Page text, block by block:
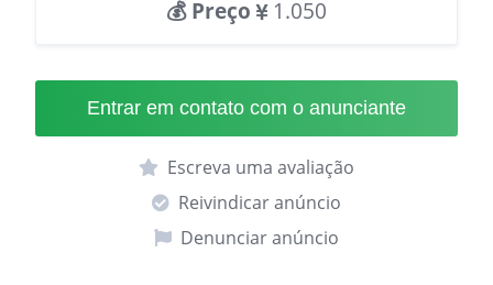
💰 Preço 1.050
Entrar em contato com o anunciante
Escreva uma avaliação
Reivindicar anúncio
Denunciar anúncio